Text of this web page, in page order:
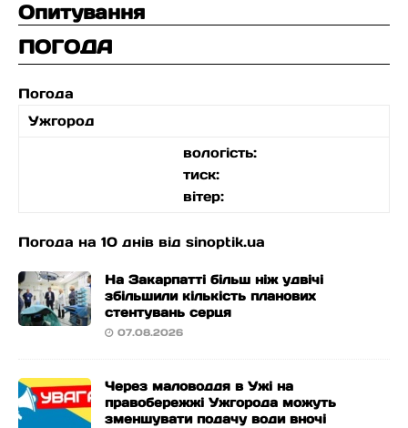
Опитування
ПОГОДА
Погода
Ужгород
вологість:
тиск:
вітер:
Погода на 10 днів від sinoptik.ua
На Закарпатті більш ніж удвічі
збільшили кількість планових
стентувань серця
07.08.2026
Через маловоддя в Ужі на
правобережжі Ужгорода можуть
зменшувати подачу води вночі